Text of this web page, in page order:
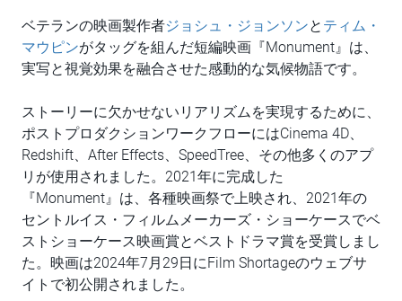
ベテランの映画製作者ジョシュ・ジョンソンと ティム・
マウピンがタッグを組んだ短編映画『Monument』は、
実写と視覚効果を融合させた感動的な気候物語です。
ストーリーに欠かせないリアリズムを実現するために、
ポストプロダクションワークフローにはCinema 4D、
Redshift、After Effects、SpeedTree、その他多くのアプ
リが使用されました。2021年に完成した
『Monument』は、各種映画祭で上映され、2021年の
セントルイス・フィルムメーカーズ・ショーケースでベ
ストショーケース映画賞とベストドラマ賞を受賞しまし
た。映画は2024年7月29日にFilm Shortageのウェブサ
イトで初公開されました。